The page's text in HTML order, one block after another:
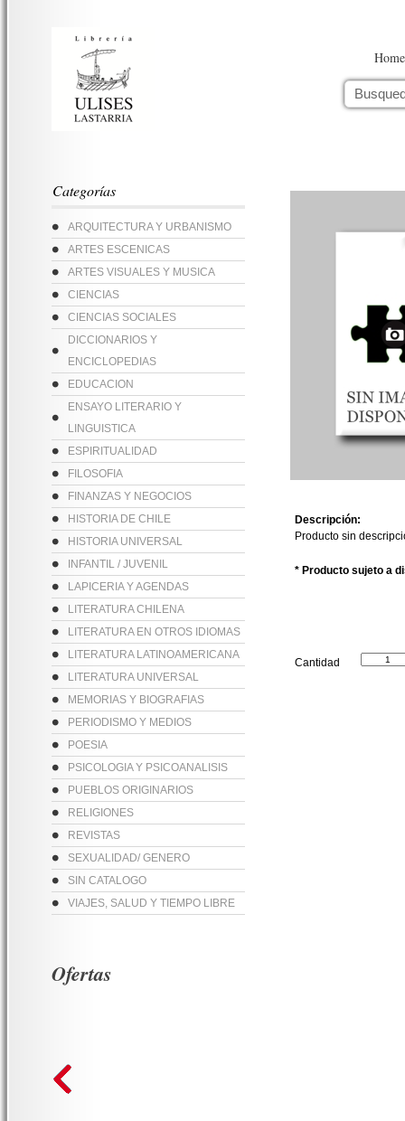
Home
Categorías
ARQUITECTURA Y URBANISMO
ARTES ESCENICAS
ARTES VISUALES Y MUSICA
CIENCIAS
CIENCIAS SOCIALES
DICCIONARIOS Y
ENCICLOPEDIAS
EDUCACION
ENSAYO LITERARIO Y
LINGUISTICA
ESPIRITUALIDAD
FILOSOFIA
FINANZAS Y NEGOCIOS
HISTORIA DE CHILE
HISTORIA UNIVERSAL
INFANTIL / JUVENIL
LAPICERIA Y AGENDAS
LITERATURA CHILENA
LITERATURA EN OTROS IDIOMAS
LITERATURA LATINOAMERICANA
LITERATURA UNIVERSAL
MEMORIAS Y BIOGRAFIAS
PERIODISMO Y MEDIOS
POESIA
PSICOLOGIA Y PSICOANALISIS
PUEBLOS ORIGINARIOS
RELIGIONES
REVISTAS
SEXUALIDAD/ GENERO
SIN CATALOGO
VIAJES, SALUD Y TIEMPO LIBRE
Descripción:
Producto sin
* Producto sujeto a
Cantidad
Ofertas